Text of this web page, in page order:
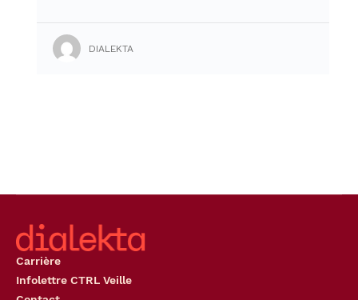
DIALEKTA
Carrière
Infolettre CTRL Veille